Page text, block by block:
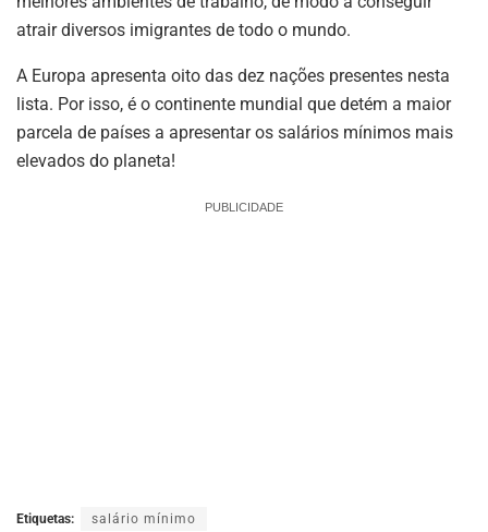
atrair diversos imigrantes de todo o mundo.
A Europa apresenta oito das dez nações presentes nesta
lista. Por isso, é o continente mundial que detém a maior
parcela de países a apresentar os salários mínimos mais
elevados do planeta!
PUBLICIDADE
Etiquetas: salário mínimo